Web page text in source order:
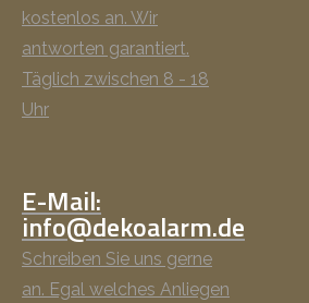
kostenlos an. Wir
antworten garantiert.
Täglich zwischen 8 - 18
Uhr
E-Mail:
info@dekoalarm.de
Schreiben Sie uns gerne
an. Egal welches Anliegen